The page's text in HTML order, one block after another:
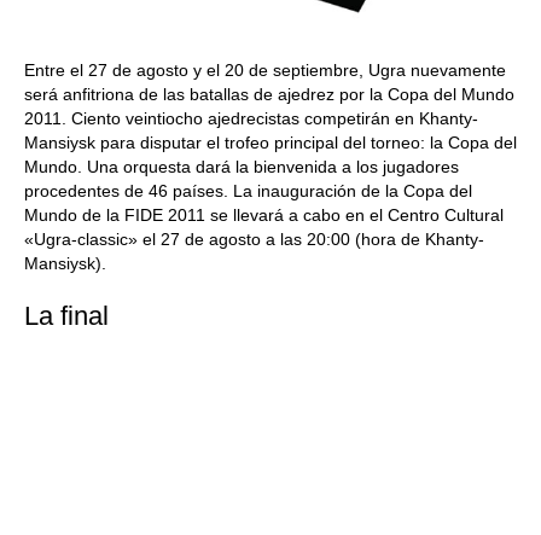
Entre el 27 de agosto y el 20 de septiembre, Ugra nuevamente
será anfitriona de las batallas de ajedrez por la Copa del Mundo
2011. Ciento veintiocho ajedrecistas competirán en Khanty-
Mansiysk para disputar el trofeo principal del torneo: la Copa del
Mundo. Una orquesta dará la bienvenida a los jugadores
procedentes de 46 países. La inauguración de la Copa del
Mundo de la FIDE 2011 se llevará a cabo en el Centro Cultural
«Ugra-classic» el 27 de agosto a las 20:00 (hora de Khanty-
Mansiysk).
La final